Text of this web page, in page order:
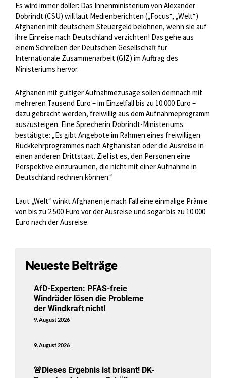
Es wird immer doller: Das Innenministerium von Alexander
Dobrindt (CSU) will laut Medienberichten („Focus“, „Welt“)
Afghanen mit deutschem Steuergeld belohnen, wenn sie auf
ihre Einreise nach Deutschland verzichten! Das gehe aus
einem Schreiben der Deutschen Gesellschaft für
Internationale Zusammenarbeit (GIZ) im Auftrag des
Ministeriums hervor.
Afghanen mit gültiger Aufnahmezusage sollen demnach mit
mehreren Tausend Euro – im Einzelfall bis zu 10.000 Euro –
dazu gebracht werden, freiwillig aus dem Aufnahmeprogramm
auszusteigen. Eine Sprecherin Dobrindt-Ministeriums
bestätigte: „Es gibt Angebote im Rahmen eines freiwilligen
Rückkehrprogrammes nach Afghanistan oder die Ausreise in
einen anderen Drittstaat. Ziel ist es, den Personen eine
Perspektive einzuräumen, die nicht mit einer Aufnahme in
Deutschland rechnen können.“
Laut „Welt“ winkt Afghanen je nach Fall eine einmalige Prämie
von bis zu 2.500 Euro vor der Ausreise und sogar bis zu 10.000
Euro nach der Ausreise.
Neueste Beiträge
AfD-Experten: PFAS-freie
Windräder lösen die Probleme
der Windkraft nicht!
9. August 2026
9. August 2026
🚨Dieses Ergebnis ist brisant! DK-